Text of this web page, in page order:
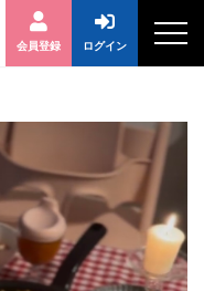
会員登録 ログイン